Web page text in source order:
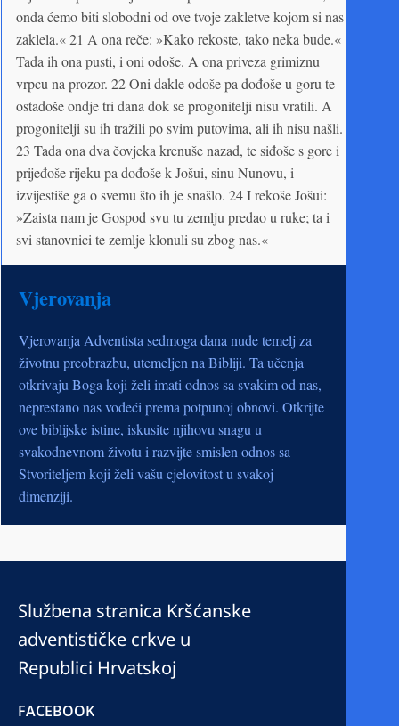
onda ćemo biti slobodni od ove tvoje zakletve kojom si nas
zaklela.« 21 A ona reče: »Kako rekoste, tako neka bude.«
Tada ih ona pusti, i oni odoše. A ona priveza grimiznu
vrpcu na prozor. 22 Oni dakle odoše pa dođoše u goru te
ostadoše ondje tri dana dok se progonitelji nisu vratili. A
progonitelji su ih tražili po svim putovima, ali ih nisu našli.
23 Tada ona dva čovjeka krenuše nazad, te siđoše s gore i
prijeđoše rijeku pa dođoše k Jošui, sinu Nunovu, i
izvijestiše ga o svemu što ih je snašlo. 24 I rekoše Jošui:
»Zaista nam je Gospod svu tu zemlju predao u ruke; ta i
svi stanovnici te zemlje klonuli su zbog nas.«
Vjerovanja
Vjerovanja Adventista sedmoga dana nude temelj za
životnu preobrazbu, utemeljen na Bibliji. Ta učenja
otkrivaju Boga koji želi imati odnos sa svakim od nas,
neprestano nas vodeći prema potpunoj obnovi. Otkrijte
ove biblijske istine, iskusite njihovu snagu u
svakodnevnom životu i razvijte smislen odnos sa
Stvoriteljem koji želi vašu cjelovitost u svakoj
dimenziji.
Službena stranica Kršćanske
adventističke crkve u
Republici Hrvatskoj
FACEBOOK